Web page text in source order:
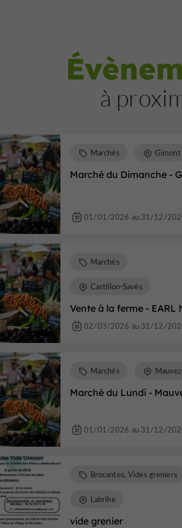
à
Marché du Dimanche -
Marchés Gimont
01/01/2026 au 31/12/
Vente à la ferme - EARL
Marchés
Castillon-Savès
02/03/2026 au 31/12/
Marché du Lundi -
Marchés
01/01/2026 au 31/12/
vide grenier
Brocantes, Vides greniers
Labrihe